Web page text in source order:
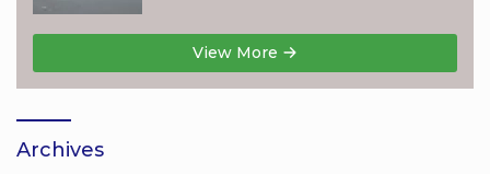
View More
Archives